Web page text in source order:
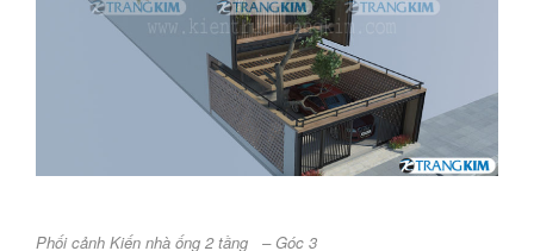
Phối cảnh Kiến nhà ống 2 tầng – Góc 3